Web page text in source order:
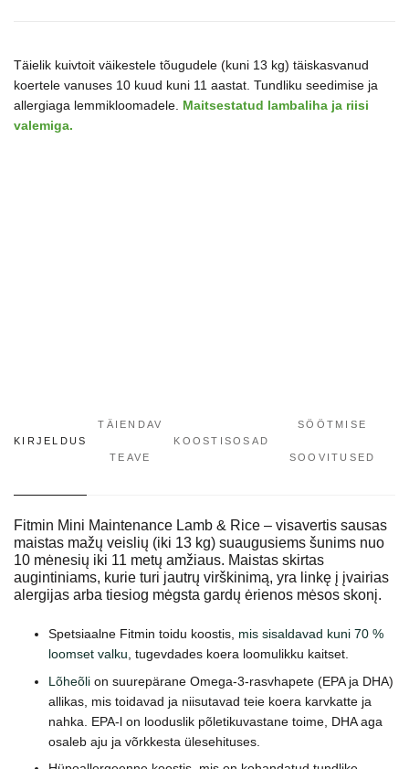
kogus
Täielik kuivtoit väikestele tõugudele (kuni 13 kg) täiskasvanud
koertele vanuses 10 kuud kuni 11 aastat. Tundliku seedimise ja
allergiaga lemmikloomadele. Maitsestatud lambaliha ja riisi
valemiga.
KIRJELDUS
TÄIENDAV
TEAVE
KOOSTISOSAD
SÖÖTMISE
SOOVITUSED
Fitmin Mini Maintenance Lamb & Rice – visavertis sausas
maistas mažų veislių (iki 13 kg) suaugusiems šunims nuo
10 mėnesių iki 11 metų amžiaus. Maistas skirtas
augintiniams, kurie turi jautrų virškinimą, yra linkę į įvairias
alergijas arba tiesiog mėgsta gardų ėrienos mėsos skonį.
Spetsiaalne Fitmin toidu koostis, mis sisaldavad kuni 70 %
loomset valku, tugevdades koera loomulikku kaitset.
Lõheõlion suurepärane Omega-3-rasvhapete (EPA ja DHA)
allikas, mis toidavad ja niisutavad teie koera karvkatte ja
nahka. EPA-l on looduslik põletikuvastane toime, DHA aga
osaleb aju ja võrkkesta ülesehituses.